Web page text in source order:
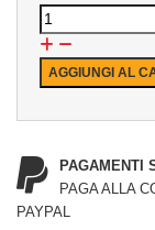
AGGIUNGI AL
PAGAMENTI
PAGA ALLA
PAYPAL